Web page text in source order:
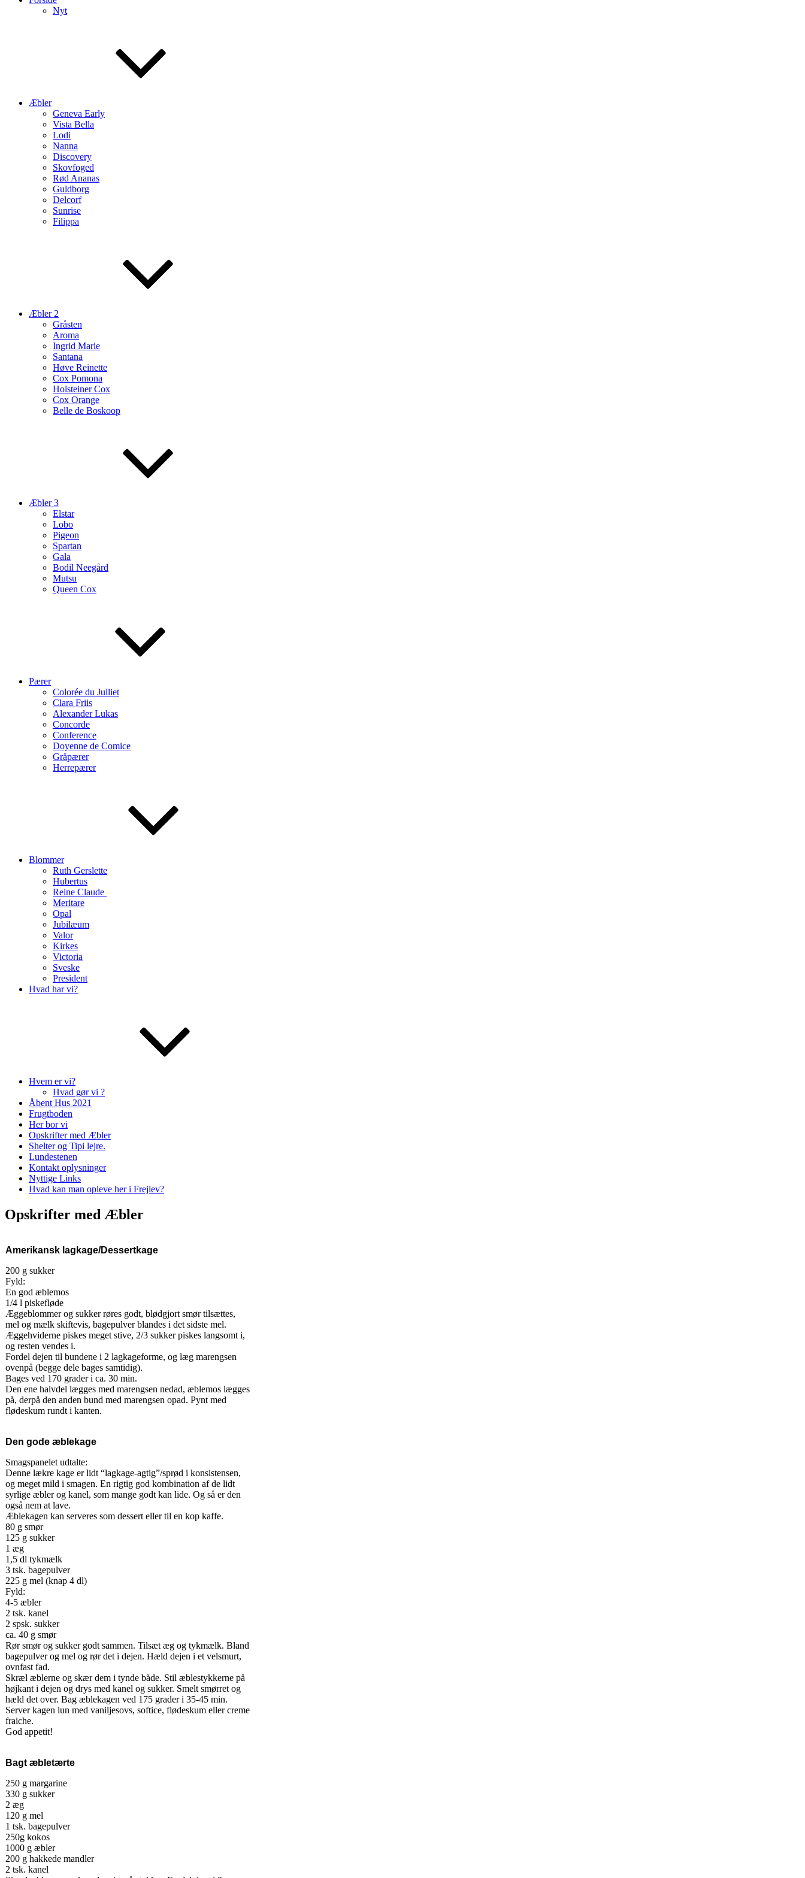
Nyt
Æbler
Geneva Early
Vista Bella
Lodi
Nanna
Discovery
Skovfoged
Rød Ananas
Guldborg
Delcorf
Sunrise
Filippa
Æbler 2
Gråsten
Aroma
Ingrid Marie
Santana
Høve Reinette
Cox Pomona
Holsteiner Cox
Cox Orange
Belle de Boskoop
Æbler 3
Elstar
Lobo
Pigeon
Spartan
Gala
Bodil Neegård
Mutsu
Queen Cox
Pærer
Colorée du Julliet
Clara Friis
Alexander Lukas
Concorde
Conference
Doyenne de Comice
Gråpærer
Herrepærer
Blommer
Ruth Gerslette
Hubertus
Reine Claude
Meritare
Opal
Jubilæum
Valor
Kirkes
Victoria
Sveske
President
Hvad har vi?
Hvem er vi?
Hvad gør vi ?
Åbent Hus 2021
Frugtboden
Her bor vi
Opskrifter med Æbler
Shelter og Tipi lejre.
Lundestenen
Kontakt oplysninger
Nyttige Links
Hvad kan man opleve her i Frejlev?
Opskrifter med Æbler
Amerikansk lagkage/Dessertkage
200 g sukker
Fyld:
En god æblemos
1/4 l piskefløde
Æggeblommer og sukker røres godt, blødgjort smør tilsættes,
mel og mælk skiftevis, bagepulver blandes i det sidste mel.
Æggehviderne piskes meget stive, 2/3 sukker piskes langsomt i,
og resten vendes i.
Fordel dejen til bundene i 2 lagkageforme, og læg marengsen
ovenpå (begge dele bages samtidig).
Bages ved 170 grader i ca. 30 min.
Den ene halvdel lægges med marengsen nedad, æblemos lægges
på, derpå den anden bund med marengsen opad. Pynt med
flødeskum rundt i kanten.
Den gode æblekage
Smagspanelet udtalte:
Denne lækre kage er lidt “lagkage-agtig”/sprød i konsistensen,
og meget mild i smagen. En rigtig god kombination af de lidt
syrlige æbler og kanel, som mange godt kan lide. Og så er den
også nem at lave.
Æblekagen kan serveres som dessert eller til en kop kaffe.
80 g smør
125 g sukker
1 æg
1,5 dl tykmælk
3 tsk. bagepulver
225 g mel (knap 4 dl)
Fyld:
4-5 æbler
2 tsk. kanel
2 spsk. sukker
ca. 40 g smør
Rør smør og sukker godt sammen. Tilsæt æg og tykmælk. Bland
bagepulver og mel og rør det i dejen. Hæld dejen i et velsmurt,
ovnfast fad.
Skræl æblerne og skær dem i tynde både. Stil æblestykkerne på
højkant i dejen og drys med kanel og sukker. Smelt smørret og
hæld det over. Bag æblekagen ved 175 grader i 35-45 min.
Server kagen lun med vaniljesovs, softice, flødeskum eller creme
fraiche.
God appetit!
Bagt æbletærte
250 g margarine
330 g sukker
2 æg
120 g mel
1 tsk. bagepulver
250g kokos
1000 g æbler
200 g hakkede mandler
2 tsk. kanel